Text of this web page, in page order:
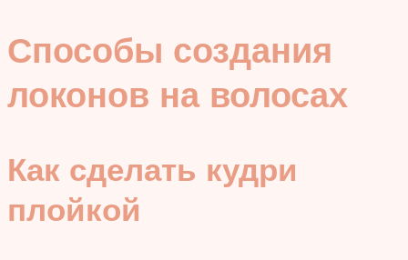
Способы создания
локонов на волосах
Как сделать кудри
плойкой